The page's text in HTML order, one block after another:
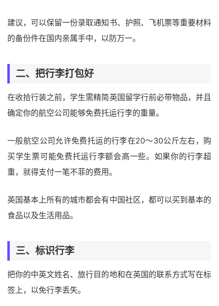
建议，可以保留一份录取通知书、护照、飞机票等重要材料
的备份件在国内亲属手中，以防万一。
二、把行李打包好
在收拾行装之前，学生需精简英国留学行前必带物品，并且
确定你的航空公司能够免费托运行李的重量。
一般航空公司允许免费托运的行李在20～30公斤左右，购
买学生票可能免费托运行李额会高一些。如果你的行李超
重，就得支付一笔不菲的费用。
英国基本上所有的城市都会有中国社区，都可以买到基本的
食品以及生活用品。
三、标识行李
把你的中英文姓名、旅行目的地和在英国的联系方式写在标
签上，以免行李丢失。